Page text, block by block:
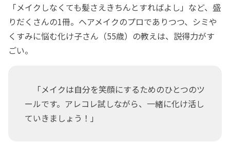
「メイクしなくても髪さえきちんとすればよし」など、盛
りだくさんの1冊。ヘアメイクのプロでありつつ、シミや
くすみに悩む化け子さん（55歳）の教えは、説得力がす
ごい。
「メイクは自分を笑顔にするためのひとつのツ
ールです。アレコレ試しながら、一緒に化け活し
ていきましょう！」